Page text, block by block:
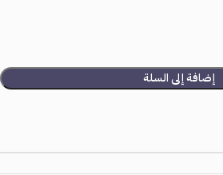
إضافة إلى السلة